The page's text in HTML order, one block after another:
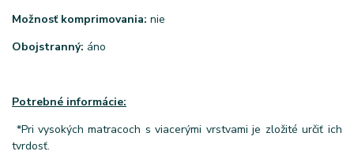
Možnosť komprimovania: nie
Obojstranný: áno
Potrebné informácie:
*Pri vysokých matracoch s viacerými vrstvami je zložité určiť ich
tvrdosť.